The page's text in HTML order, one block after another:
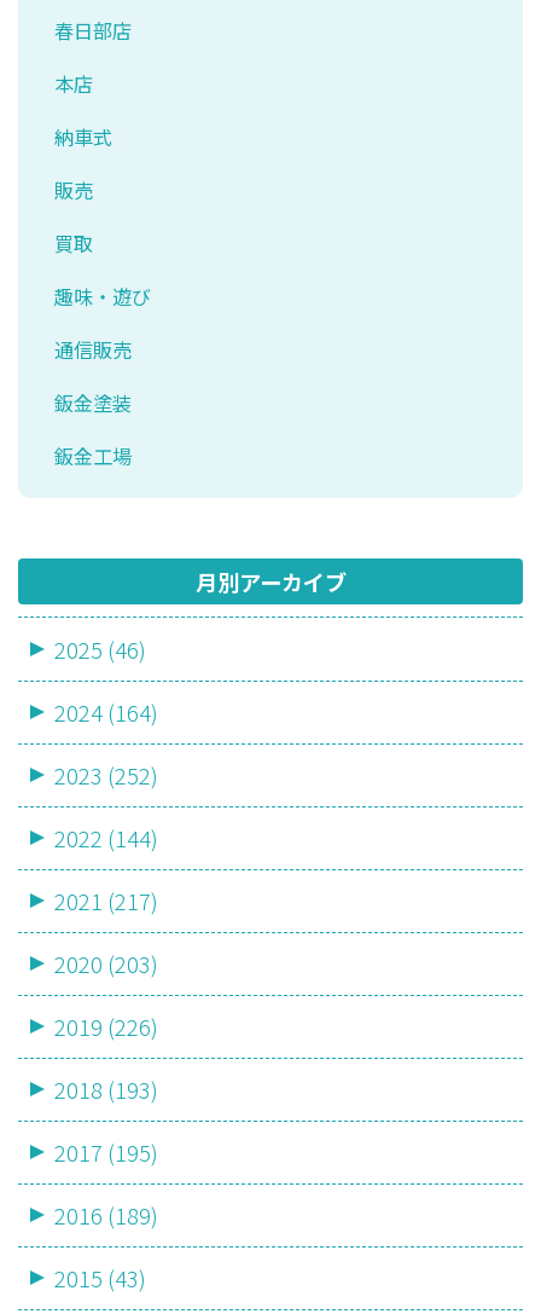
春日部店
本店
納車式
販売
買取
趣味・遊び
通信販売
鈑金塗装
鈑金工場
月別アーカイブ
2025 (46)
2024 (164)
2023 (252)
2022 (144)
2021 (217)
2020 (203)
2019 (226)
2018 (193)
2017 (195)
2016 (189)
2015 (43)